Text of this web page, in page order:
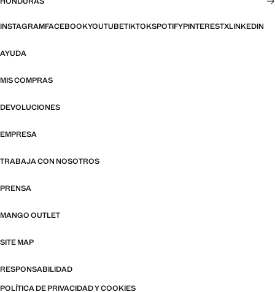
INSTAGRAMFACEBOOKYOUTUBETIKTOKSPOTIFYPINTERESTXLINKEDIN
AYUDA
MIS COMPRAS
DEVOLUCIONES
EMPRESA
TRABAJA CON NOSOTROS
PRENSA
MANGO OUTLET
SITE MAP
RESPONSABILIDAD
POLÍTICA DE PRIVACIDAD Y COOKIES